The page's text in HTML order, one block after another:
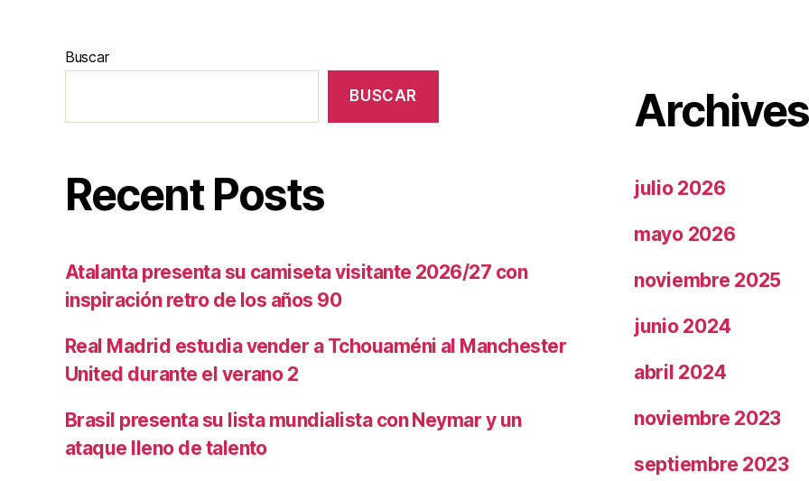
Buscar
BUSCAR
Recent Posts
Atalanta presenta su camiseta visitante 2026/27 con
inspiración retro de los años 90
Real Madrid estudia vender a Tchouaméni al Manchester
United durante el verano 2
Brasil presenta su lista mundialista con Neymar y un
ataque lleno de talento
Archives
julio 2026
mayo 2026
noviembre 2025
junio 2024
abril 2024
noviembre 2023
septiembre 2023